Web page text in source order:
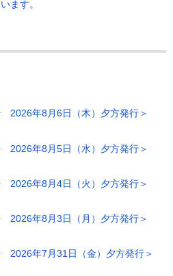
ます。
2026年8月6日（木）夕方発行＞
2026年8月5日（水）夕方発行＞
2026年8月4日（火）夕方発行＞
2026年8月3日（月）夕方発行＞
2026年7月31日（金）夕方発行＞